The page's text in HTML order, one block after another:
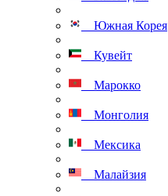
Южная Корея
Кувейт
Марокко
Монголия
Мексика
Малайзия